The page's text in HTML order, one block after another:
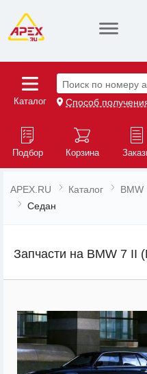
Каталог
Поиск по номеру
Способ
Подбор Корзина
APEX.RU Каталог BMW
Седан
Запчасти на BMW 7 II